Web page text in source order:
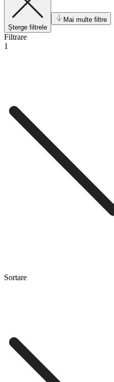
Șterge filtrele
Mai multe filtre
Filtrare
1
Sortare